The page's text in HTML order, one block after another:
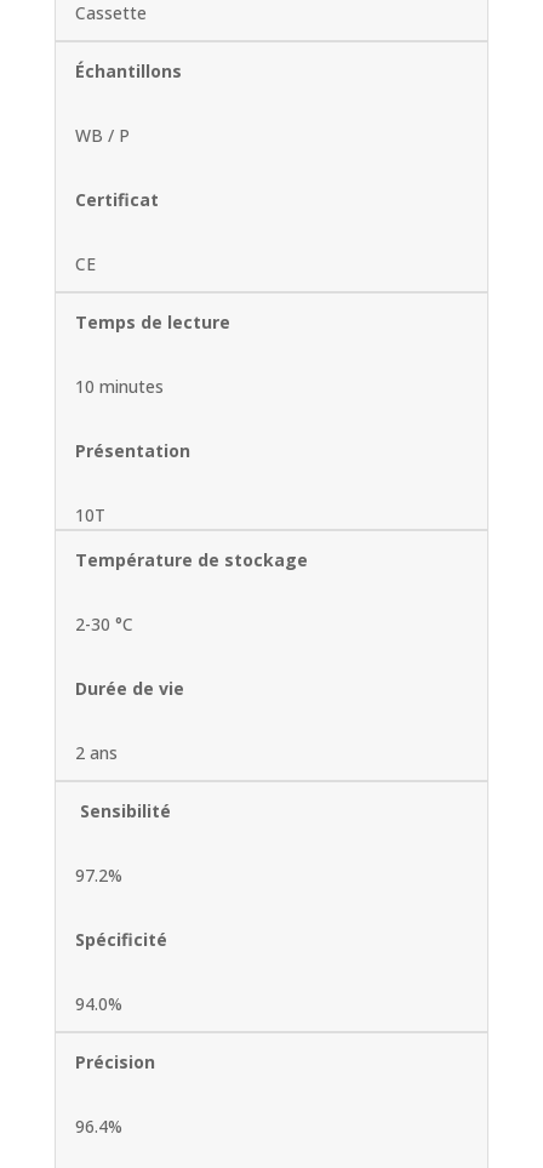
Cassette
Échantillons
WB / P
Certificat
CE
Temps de lecture
10 minutes
Présentation
10T
Température de stockage
2-30 °C
Durée de vie
2 ans
Sensibilité
97.2%
Spécificité
94.0%
Précision
96.4%